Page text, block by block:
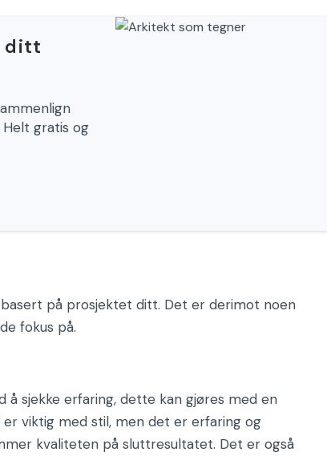
ditt
gratis og
på prosjektet ditt. Det er derimot noen
fokus på.
å sjekke erfaring, dette kan gjøres med en
viktig med stil, men det er erfaring og
kvaliteten på sluttresultatet. Det er også